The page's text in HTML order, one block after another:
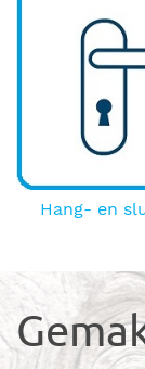
Hang- en